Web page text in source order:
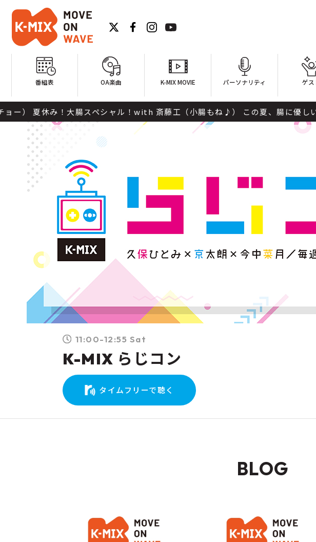
番組表 OA楽曲 K-MIX MOVIE パーソナリティ ゲス
み！大腸スペシャル！with 斎藤工（小腸もね♪） この夏、腸に優しい美味し
11:00-12:55 Sat
K-MIX らじコン
タイムフリーで聴く
BLOG